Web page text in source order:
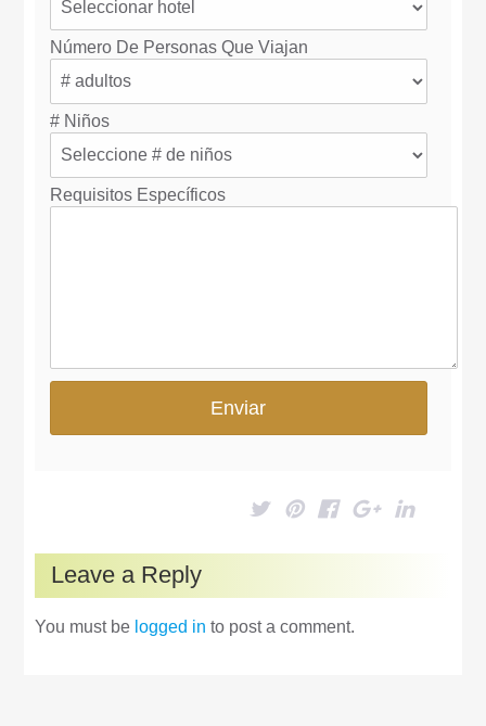
Número De Personas Que Viajan
# Niños
Requisitos Específicos
Leave a Reply
You must be logged in to post a comment.